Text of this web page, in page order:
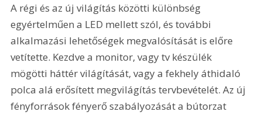
A régi és az új világítás közötti különbség
egyértelműen a LED mellett szól, és további
alkalmazási lehetőségek megvalósítását is előre
vetítette. Kezdve a monitor, vagy tv készülék
mögötti háttér világítását, vagy a fekhely áthidaló
polca alá erősített megvilágítás tervbevételét. Az új
fényforrások fényerő szabályozását a bútorzat